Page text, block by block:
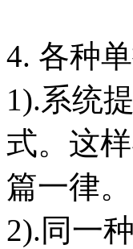
4. 各种
1).系统
式。这
篇一律。
2).同一